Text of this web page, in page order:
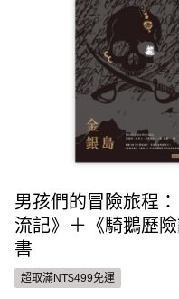
男孩們的冒險旅程
流記》＋《騎鵝歷
書
超取滿NT$499免運